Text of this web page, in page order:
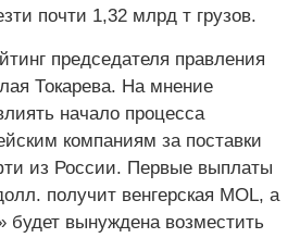
почти 1,32 млрд т грузов.
председателя правления
Токарева. На мнение
начало процесса
компаниям за поставки
из России. Первые выплаты
получит венгерская MOL, а
будет вынуждена возместить